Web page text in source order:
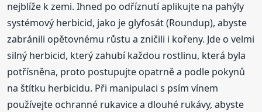
nejblíže k zemi. Ihned po odříznutí aplikujte na pahýly
systémový herbicid, jako je glyfosát (Roundup), abyste
zabránili opětovnému růstu a zničili i kořeny. Jde o velmi
silný herbicid, který zahubí každou rostlinu, která byla
potřísněna, proto postupujte opatrně a podle pokynů
na štítku herbicidu. Při manipulaci s psím vínem
používejte ochranné rukavice a dlouhé rukávy, abyste